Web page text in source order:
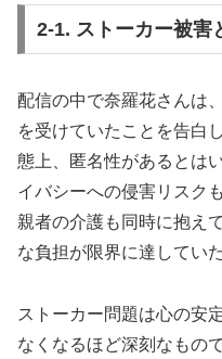
2-1. ストーカー被害
配信の中で奈羅花さんは
を受けていたことを告白
態上、匿名性があるとは
イバシーへの侵害リスク
親者の介護も同時に抱え
な負担が限界に達してい
ストーカー問題は心の安
なくなるほど深刻なもの